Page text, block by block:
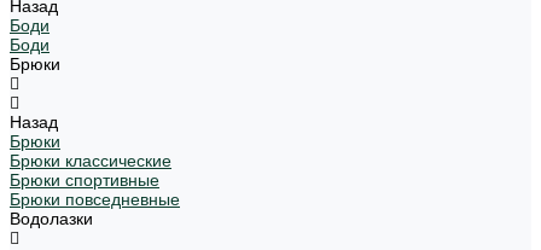
Назад
Боди
Боди
Брюки
Назад
Брюки
Брюки классические
Брюки спортивные
Брюки повседневные
Водолазки